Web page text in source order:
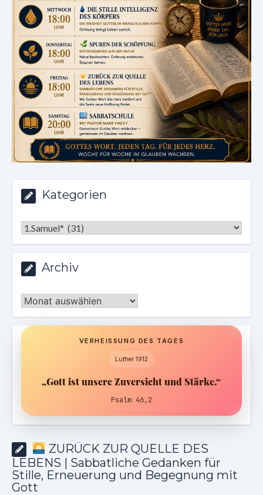
Kategorien
Kategorien
Archiv
Archiv
VERHEISSUNG DES TAGES
Luther 1912
„Gott ist unsere Zuversicht und Stärke.“
Psalm 46,2
ZURÜCK ZUR QUELLE DES
LEBENS | Sabbatliche Gedanken für
Stille, Erneuerung und Begegnung mit
Gott